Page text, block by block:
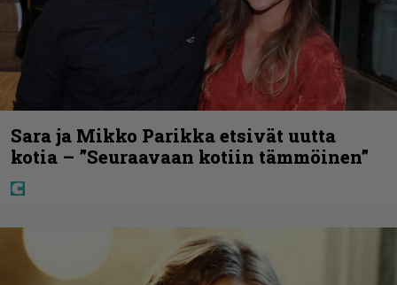
Sara ja Mikko Parikka etsivät uutta
kotia – ”Seuraavaan kotiin tämmöinen”